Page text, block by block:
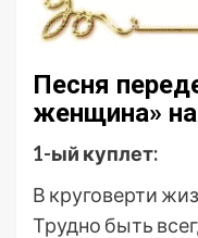
Песня
женщина»
1-ый куплет:
В круговерти
Трудно быть